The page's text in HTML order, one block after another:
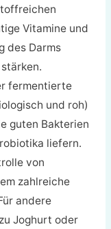
Vitamine und
des Darms
fermentierte
und roh)
guten Bakterien
liefern.
von
zahlreiche
andere
Joghurt oder